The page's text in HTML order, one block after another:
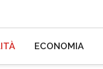
ECONOMIA